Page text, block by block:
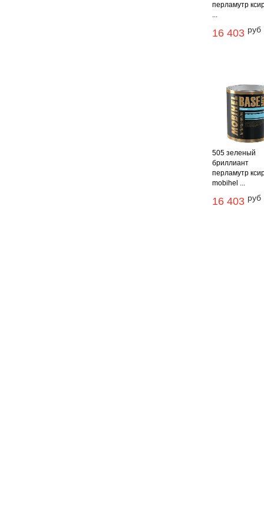
перламутр
...
16 403 руб
505 зеленый
бриллиант
перламутр
mobihel ...
16 403 руб